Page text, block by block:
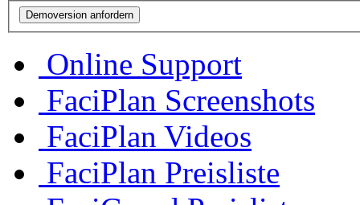
Online Support
FaciPlan Screenshots
FaciPlan Videos
FaciPlan Preisliste